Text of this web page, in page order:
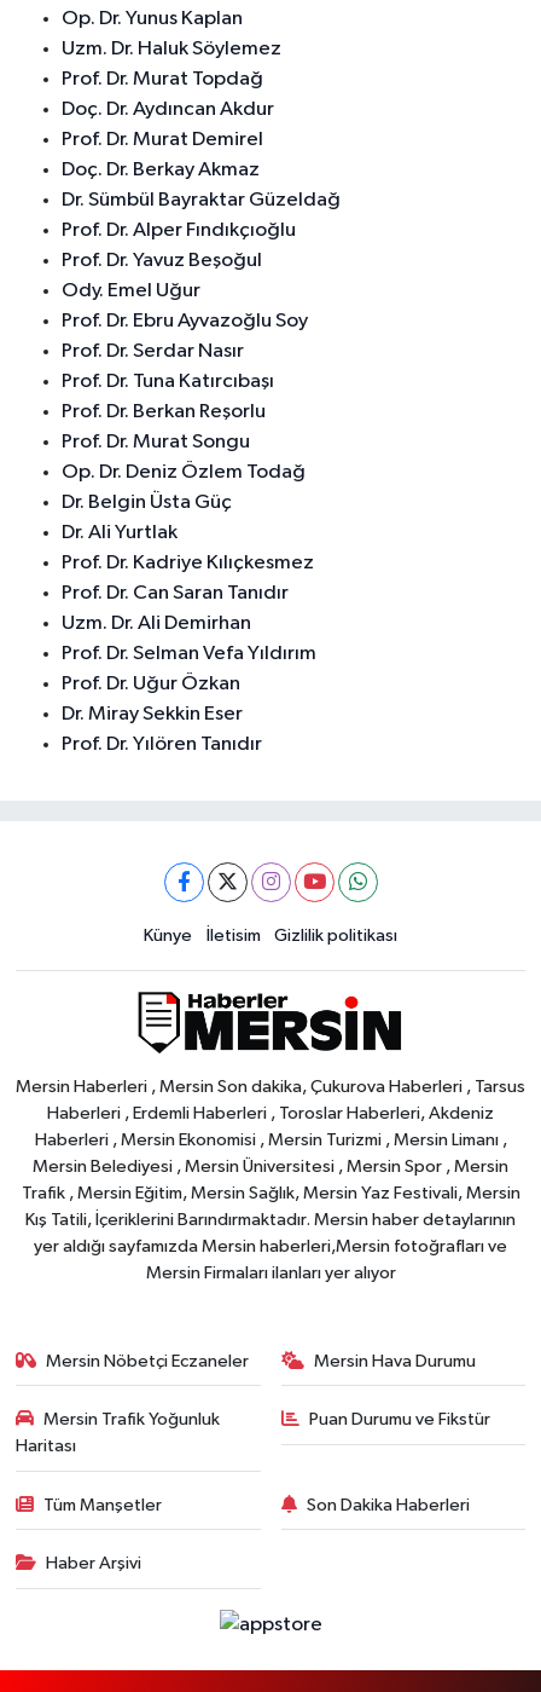
Op. Dr. Yunus Kaplan
Uzm. Dr. Haluk Söylemez
Prof. Dr. Murat Topdağ
Doç. Dr. Aydıncan Akdur
Prof. Dr. Murat Demirel
Doç. Dr. Berkay Akmaz
Dr. Sümbül Bayraktar Güzeldağ
Prof. Dr. Alper Fındıkçıoğlu
Prof. Dr. Yavuz Beşoğul
Ody. Emel Uğur
Prof. Dr. Ebru Ayvazoğlu Soy
Prof. Dr. Serdar Nasır
Prof. Dr. Tuna Katırcıbaşı
Prof. Dr. Berkan Reşorlu
Prof. Dr. Murat Songu
Op. Dr. Deniz Özlem Todağ
Dr. Belgin Üsta Güç
Dr. Ali Yurtlak
Prof. Dr. Kadriye Kılıçkesmez
Prof. Dr. Can Saran Tanıdır
Uzm. Dr. Ali Demirhan
Prof. Dr. Selman Vefa Yıldırım
Prof. Dr. Uğur Özkan
Dr. Miray Sekkin Eser
Prof. Dr. Yılören Tanıdır
Künye İletisim Gizlilik politikası
Mersin Haberleri , Mersin Son dakika, Çukurova Haberleri , Tarsus
Haberleri , Erdemli Haberleri , Toroslar Haberleri, Akdeniz
Haberleri , Mersin Ekonomisi , Mersin Turizmi , Mersin Limanı ,
Mersin Belediyesi , Mersin Üniversitesi , Mersin Spor , Mersin
Trafik , Mersin Eğitim, Mersin Sağlık, Mersin Yaz Festivali, Mersin
Kış Tatili, İçeriklerini Barındırmaktadır. Mersin haber detaylarının
yer aldığı sayfamızda Mersin haberleri,Mersin fotoğrafları ve
Mersin Firmaları ilanları yer alıyor
Mersin Nöbetçi Eczaneler Mersin Hava Durumu
Mersin Trafik Yoğunluk
Haritası
Puan Durumu ve Fikstür
Tüm Manşetler Son Dakika Haberleri
Haber Arşivi